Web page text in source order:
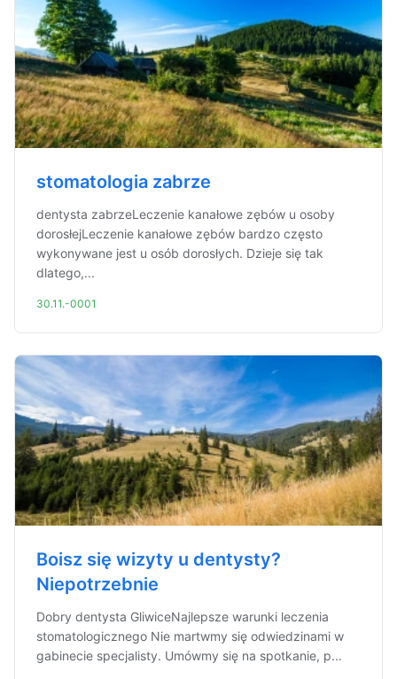
stomatologia zabrze
dentysta zabrzeLeczenie kanałowe zębów u osoby
dorosłejLeczenie kanałowe zębów bardzo często
wykonywane jest u osób dorosłych. Dzieje się tak
dlatego,...
30.11.-0001
Boisz się wizyty u dentysty?
Niepotrzebnie
Dobry dentysta GliwiceNajlepsze warunki leczenia
stomatologicznego Nie martwmy się odwiedzinami w
gabinecie specjalisty. Umówmy się na spotkanie, p...